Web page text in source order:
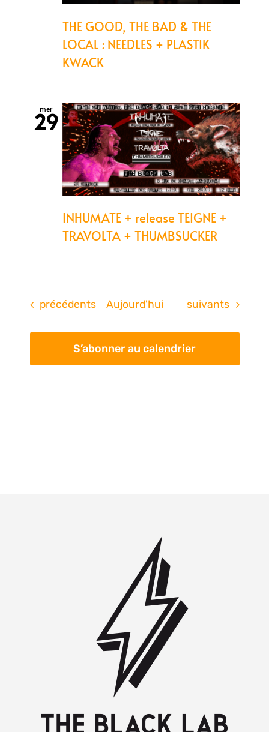
THE GOOD, THE BAD & THE
LOCAL : NEEDLES + PLASTIK
KWACK
mer
29
INHUMATE + release TEIGNE +
TRAVOLTA + THUMBSUCKER
Évènements
précédents Aujourd'hui Évènements
suivants
S’abonner au calendrier